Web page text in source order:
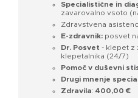
Specialistične in
zavarovalno vsoto
Zdravstvena
E-zdravnik: posvet
Dr. Posvet - klepet z
klepetalnika (24/7)
Pomoč v duševni
Drugi mnenje
Zdravila: 400,00 €